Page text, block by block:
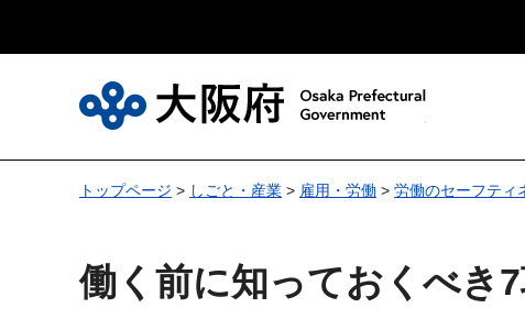
トップページ > しごと・産業 > 雇用・労働 > 労働のセーフティ
働く前に知っておくべき7